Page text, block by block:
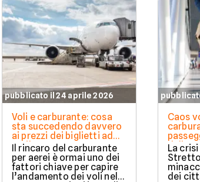
pubblicato il 24 aprile 2026
Voli e carburante: cosa
sta succedendo davvero
ai prezzi dei biglietti ad
aprile 2026
Il rincaro del carburante
per aerei è ormai uno dei
fattori chiave per capire
l’andamento dei voli nel
Caos
delle
La
dei